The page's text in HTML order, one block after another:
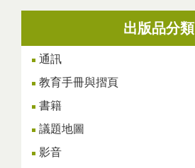
出版品分類
通訊
教育手冊與摺頁
書籍
議題地圖
影音